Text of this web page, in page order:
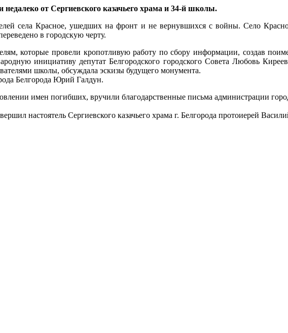
от Сергиевского казачьего храма и 34-й школы.
села Красное, ушедших на фронт и не вернувшихся с войны.Село
в городскую черту.
которые провели кропотливую работу по сбору информации, создав
инициативу депутат Белгородского городского Совета Любовь
школы, обсуждала эскизы будущего монумента.
Белгорода Юрий Галдун.
имен погибших, вручили благодарственные письма администрации
настоятель Сергиевского казачьего храма г. Белгорода протоиерей